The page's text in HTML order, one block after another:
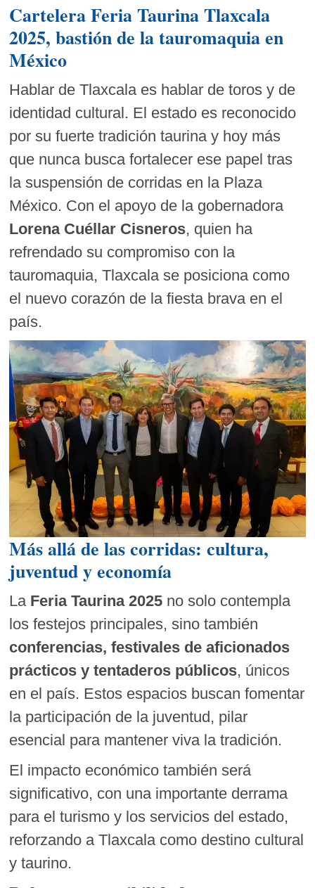
Cartelera Feria Taurina Tlaxcala
2025, bastión de la tauromaquia en
México
Hablar de Tlaxcala es hablar de toros y de
identidad cultural. El estado es reconocido
por su fuerte tradición taurina y hoy más
que nunca busca fortalecer ese papel tras
la suspensión de corridas en la Plaza
México. Con el apoyo de la gobernadora
Lorena Cuéllar Cisneros, quien ha
refrendado su compromiso con la
tauromaquia, Tlaxcala se posiciona como
el nuevo corazón de la fiesta brava en el
país.
Más allá de las corridas: cultura,
juventud y economía
La Feria Taurina 2025 no solo contempla
los festejos principales, sino también
conferencias, festivales de aficionados
prácticos y tentaderos públicos, únicos
en el país. Estos espacios buscan fomentar
la participación de la juventud, pilar
esencial para mantener viva la tradición.
El impacto económico también será
significativo, con una importante derrama
para el turismo y los servicios del estado,
reforzando a Tlaxcala como destino cultural
y taurino.